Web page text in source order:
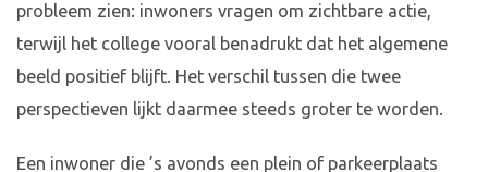
probleem zien: inwoners vragen om zichtbare actie,
terwijl het college vooral benadrukt dat het algemene
beeld positief blijft. Het verschil tussen die twee
perspectieven lijkt daarmee steeds groter te worden.
Een inwoner die ’s avonds een plein of parkeerplaats